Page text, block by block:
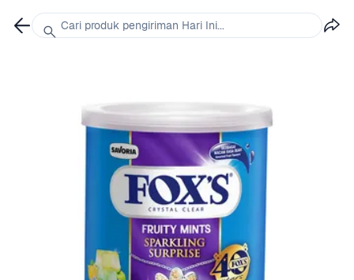
Cari produk pengiriman Hari Ini...